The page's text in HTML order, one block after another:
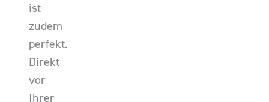
ist
zudem
perfekt.
Direkt
vor
Ihrer